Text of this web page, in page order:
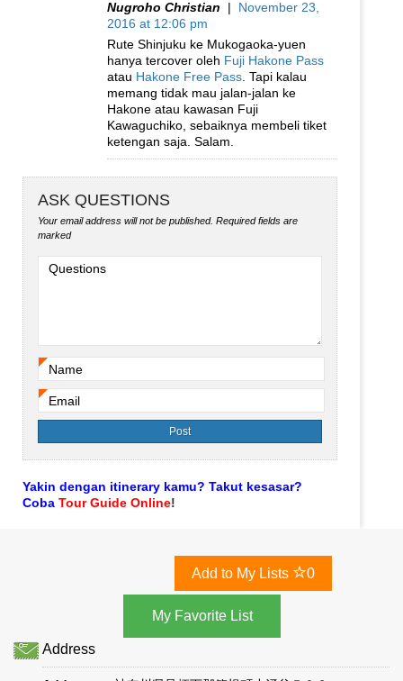
Nugroho Christian | November 23,
2016 at 12:06 pm
Rute Shinjuku ke Mukogaoka-yuen
hanya tercover oleh Fuji Hakone Pass
atau Hakone Free Pass . Tapi kalau
memang tidak mau jalan-jalan ke
Hakone atau kawasan Fuji
Kawaguchiko, sebaiknya membeli tiket
ketengan saja. Salam.
ASK QUESTIONS
Your email address will not be published. Required fields are
marked
Questions
Name
Email
Yakin dengan itinerary kamu? Takut kesasar?
Coba Tour Guide Online!
Add to My Lists 0
Address